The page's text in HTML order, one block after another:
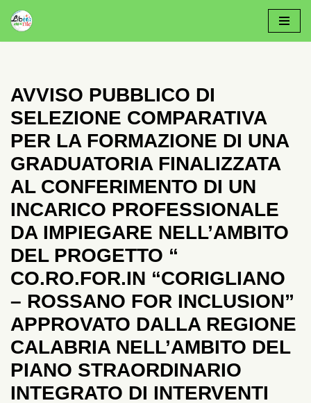
AVVISO PUBBLICO DI
SELEZIONE COMPARATIVA
PER LA FORMAZIONE DI UNA
GRADUATORIA FINALIZZATA
AL CONFERIMENTO DI UN
INCARICO PROFESSIONALE
DA IMPIEGARE NELL’AMBITO
DEL PROGETTO “
CO.RO.FOR.IN “CORIGLIANO
– ROSSANO FOR INCLUSION”
APPROVATO DALLA REGIONE
CALABRIA NELL’AMBITO DEL
PIANO STRAORDINARIO
INTEGRATO DI INTERVENTI